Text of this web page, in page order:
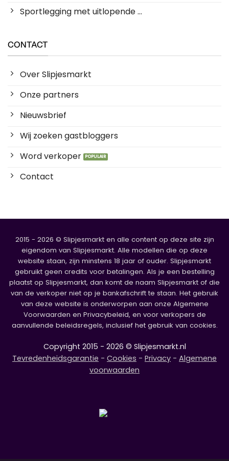
Sportlegging met uitlopende ...
CONTACT
Over Slipjesmarkt
Onze partners
Nieuwsbrief
Wij zoeken gastbloggers
Word verkoper
Contact
2015 - 2026 © Slipjesmarkt en alle content op deze site zijn
eigendom van Slipjesmarkt. Alle modellen die op deze
website staan, zijn minstens 18 jaar of ouder. Slipjesmarkt
gebruikt geen credits voor betalingen. Als je een bestelling
plaatst op Slipjesmarkt, dan komt de naam Slipjesmarkt of die
van de verkoper niet op je bankafschrift te staan. Het gebruik
van deze website is onderworpen aan onze Algemene
Voorwaarden en Privacybeleid, en voor verkopers de
aanvullende beleidsregels, inclusief het gebruik van cookies.
Copyright 2015 - 2026 © Slipjesmarkt.nl
Tevredenheidsgarantie - Cookies - Privacy - Algemene
voorwaarden